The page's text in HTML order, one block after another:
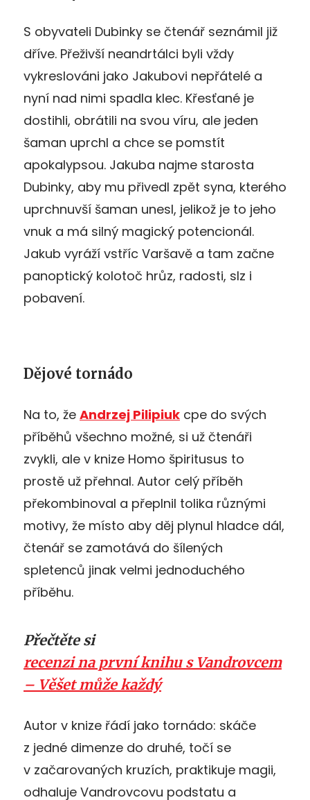
S obyvateli Dubinky se čtenář seznámil již
dříve. Přeživší neandrtálci byli vždy
vykreslováni jako Jakubovi nepřátelé a
nyní nad nimi spadla klec. Křesťané je
dostihli, obrátili na svou víru, ale jeden
šaman uprchl a chce se pomstít
apokalypsou. Jakuba najme starosta
Dubinky, aby mu přivedl zpět syna, kterého
uprchnuvší šaman unesl, jelikož je to jeho
vnuk a má silný magický potencionál.
Jakub vyráží vstříc Varšavě a tam začne
panoptický kolotoč hrůz, radosti, slz i
pobavení.
Dějové tornádo
Na to, že Andrzej Pilipiuk cpe do svých
příběhů všechno možné, si už čtenáři
zvykli, ale v knize Homo špiritusus to
prostě už přehnal. Autor celý příběh
překombinoval a přeplnil tolika různými
motivy, že místo aby děj plynul hladce dál,
čtenář se zamotává do šílených
spletenců jinak velmi jednoduchého
příběhu.
Přečtěte si
recenzi na první knihu s Vandrovcem
– Věšet může každý
Autor v knize řádí jako tornádo: skáče
z jedné dimenze do druhé, točí se
v začarovaných kruzích, praktikuje magii,
odhaluje Vandrovcovu podstatu a